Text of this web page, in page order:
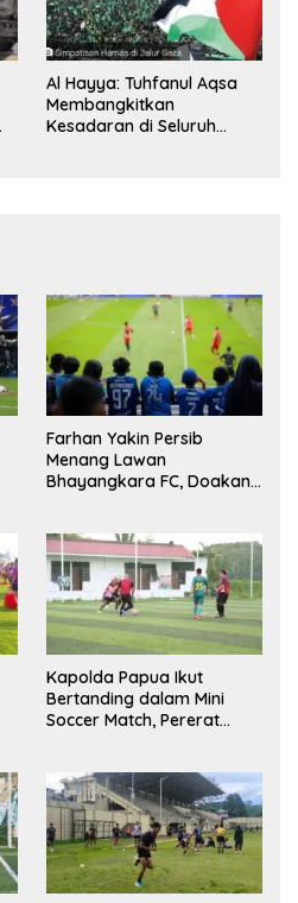
Al Hayya: Tuhfanul Aqsa
Membangkitkan
Kesadaran di Seluruh
Farhan Yakin Persib
Menang Lawan
Bhayangkara FC, Doakan
Kapolda Papua Ikut
Bertanding dalam Mini
Soccer Match, Pererat